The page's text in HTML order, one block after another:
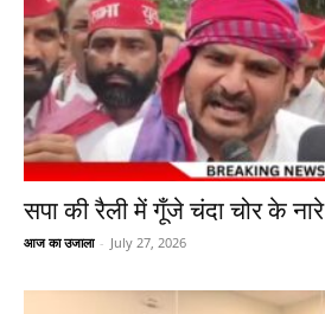
सपा की रैली में गूँजे चंदा चोर के नारे
आज का उजाला - July 27, 2026